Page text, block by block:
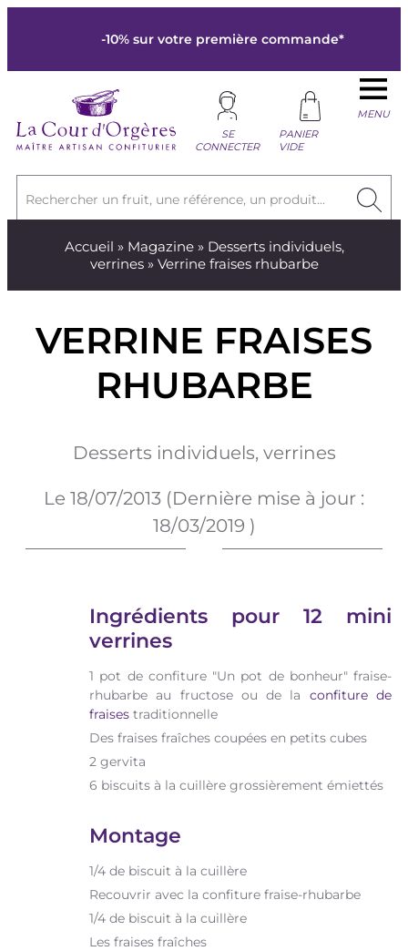
-10% sur votre première commande*
Rechercher un fruit, une référence, un produit...
SE
CONNECTER
PANIER
VIDE
MENU
Accueil » Magazine» Desserts individuels,
verrines» Verrine fraises rhubarbe
VERRINE FRAISES
RHUBARBE
Desserts individuels, verrines
Le 18/07/2013 (Dernière mise à jour :
18/03/2019 )
Ingrédients pour 12 mini
verrines
1 pot de confiture "Un pot de bonheur" fraise-
rhubarbe au fructose ou de la confiture de
fraises traditionnelle
Des fraises fraîches coupées en petits cubes
2 gervita
6 biscuits à la cuillère grossièrement émiettés
Montage
1/4 de biscuit à la cuillère
Recouvrir avec la confiture fraise-rhubarbe
1/4 de biscuit à la cuillère
Les fraises fraîches